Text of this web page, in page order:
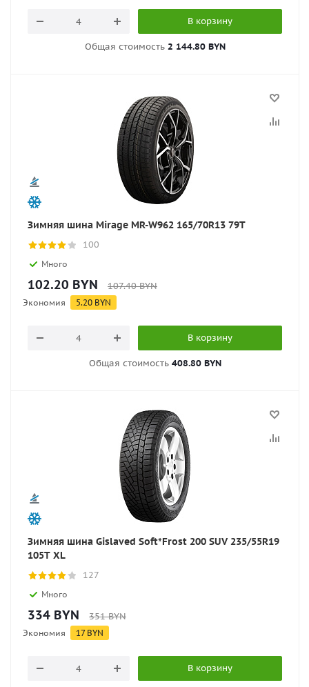
В корзину
Общая стоимость 2 144.80 BYN
Зимняя шина Mirage MR-W962 165/70R13 79T
100
Много
102.20 BYN 107.40BYN
Экономия 5.20 BYN
В корзину
Общая стоимость 408.80 BYN
Зимняя шина Gislaved Soft*Frost 200 SUV 235/55R19
105T XL
127
Много
334 BYN 351BYN
Экономия 17BYN
В корзину